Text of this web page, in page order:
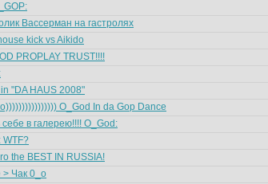
Вассерман на гастролях
kick vs Aikido
PROPLAY TRUST!!!!
"DA HAUS 2008"
O_God In da Gop Dance
в галерею!!!! O_God:
WTF?
the BEST IN RUSSIA!
> Чак 0_o